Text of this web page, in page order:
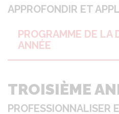
APPROFONDIR ET
PROGRAMME DE LA
ANNÉE
TROISIÈME
PROFESSIONNALISER